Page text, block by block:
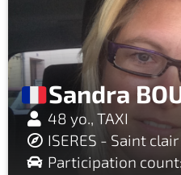
Sandra
48 yo., TAXI
ISERES - Saint
Participation